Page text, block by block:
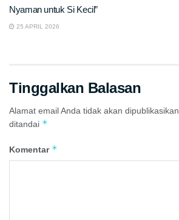
Nyaman untuk Si Kecil”
25 APRIL 2026
Tinggalkan Balasan
Alamat email Anda tidak akan dipublikasikan.
ditandai *
Komentar *